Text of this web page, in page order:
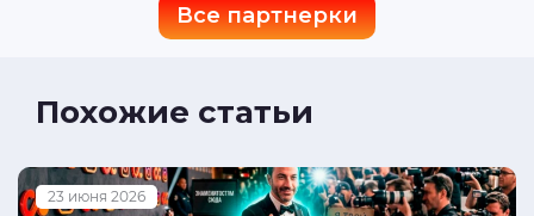
Все партнерки
Похожие статьи
23 июня 2026